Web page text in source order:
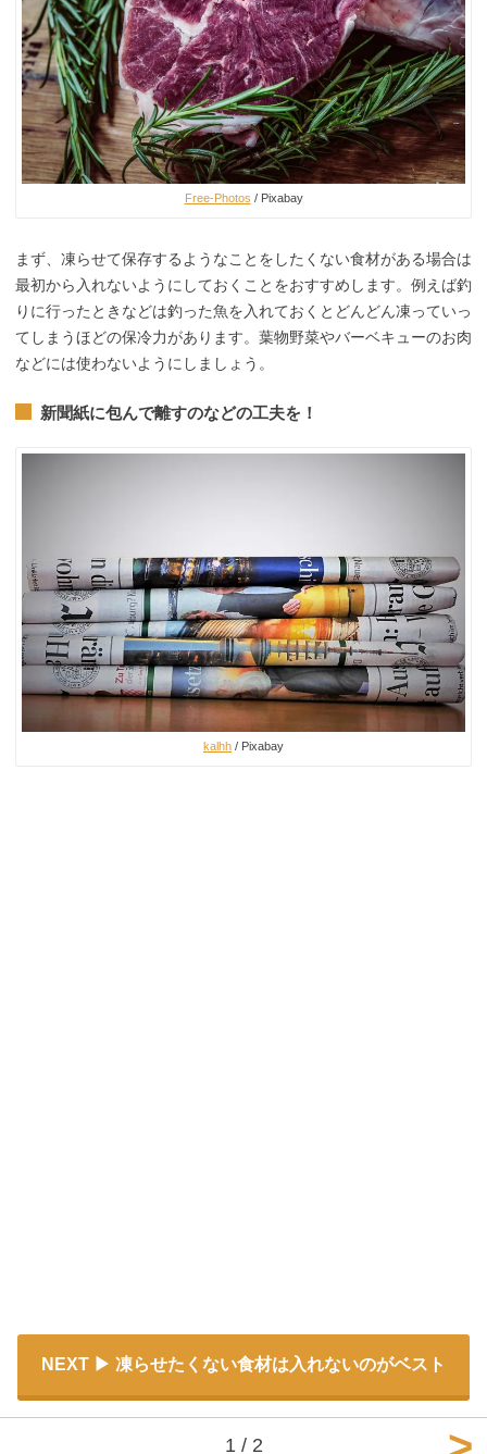
Free-Photos / Pixabay
まず、凍らせて保存するようなことをしたくない食材がある場合は
最初から入れないようにしておくことをおすすめします。例えば釣
りに行ったときなどは釣った魚を入れておくとどんどん凍っていっ
てしまうほどの保冷力があります。葉物野菜やバーベキューのお肉
などには使わないようにしましょう。
新聞紙に包んで離すのなどの工夫を！
kalhh / Pixabay
NEXT 凍らせたくない食材は入れないのがベスト
1 / 2